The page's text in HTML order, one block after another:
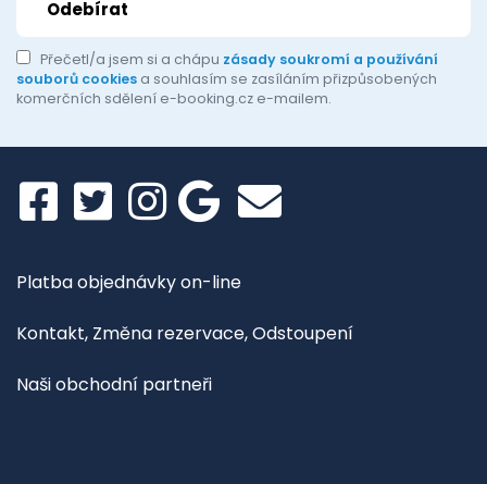
Přečetl/a jsem si a chápu zásady soukromí a používání
souborů cookies a souhlasím se zasíláním přizpůsobených
komerčních sdělení e-booking.cz e-mailem.
Platba objednávky on-line
Kontakt, Změna rezervace, Odstoupení
Naši obchodní partneři